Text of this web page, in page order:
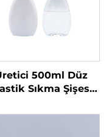
500ml Düz
Sıkma Şişesi
Bulaşık Sabunu